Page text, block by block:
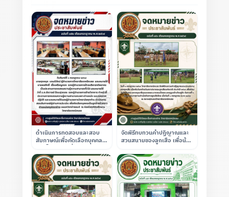
ดำเนินการทดสอบและสอบ
สัมภาษณ์เพื่อคัดเลือกบุคคล
ตำแหน่งครูอัตราจ้าง แผนก
วิชาช่างยนต์
จัดพิธีทบทวนคำปฏิญาณและ
สวนสนามของลูกเสือ เพื่อน้อม
กำเนิดกิจการลูกเสือไทย ณ
สนามฟุตบอลของสถาบัน